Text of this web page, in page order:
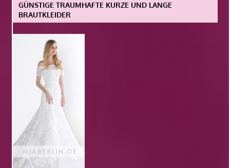
GÜNSTIGE TRAUMHAFTE KURZE UND LANGE
BRAUTKLEIDER